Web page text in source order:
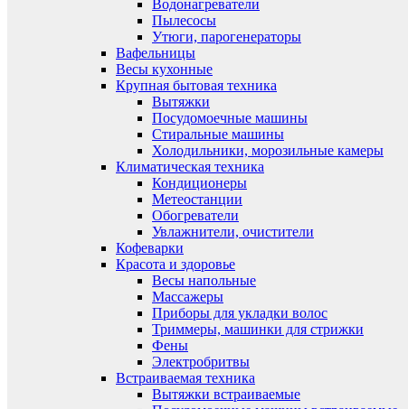
Водонагреватели
Пылесосы
Утюги, парогенераторы
Вафельницы
Весы кухонные
Крупная бытовая техника
Вытяжки
Посудомоечные машины
Стиральные машины
Холодильники, морозильные камеры
Климатическая техника
Кондиционеры
Метеостанции
Обогреватели
Увлажнители, очистители
Кофеварки
Красота и здоровье
Весы напольные
Массажеры
Приборы для укладки волос
Триммеры, машинки для стрижки
Фены
Электробритвы
Встраиваемая техника
Вытяжки встраиваемые